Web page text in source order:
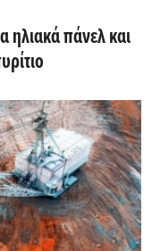
ηλιακά πάνελ και